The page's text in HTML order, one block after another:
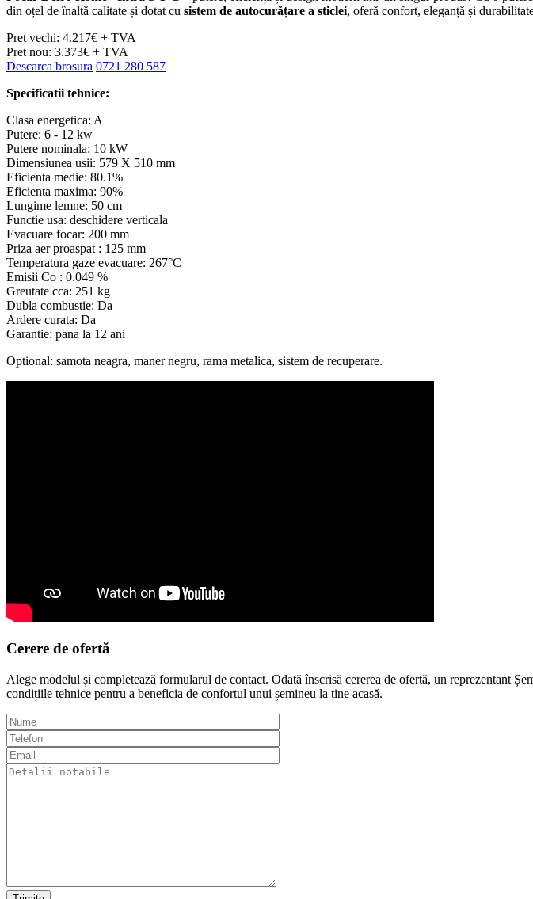
din oțel de înaltă calitate și dotat cu sistem de autocurățare a sticlei, oferă confort, eleganță și
Pret vechi: 4.217€ + TVA
Pret nou: 3.373€ + TVA
Descarca brosura 0721 280 587
Specificatii tehnice:
Clasa energetica: A
Putere: 6 - 12 kw
Putere nominala: 10 kW
Dimensiunea usii: 579 X 510 mm
Eficienta medie: 80.1%
Eficienta maxima: 90%
Lungime lemne: 50 cm
Functie usa: deschidere verticala
Evacuare focar: 200 mm
Priza aer proaspat : 125 mm
Temperatura gaze evacuare: 267°C
Emisii Co : 0.049 %
Greutate cca: 251 kg
Dubla combustie: Da
Ardere curata: Da
Garantie: pana la 12 ani
Optional: samota neagra, maner negru, rama metalica, sistem de recuperare.
Cerere de ofertă
Alege modelul și completează formularul de contact. Odată înscrisă cererea de ofertă, un reprezentant
condițiile tehnice pentru a beneficia de confortul unui șemineu la tine acasă.